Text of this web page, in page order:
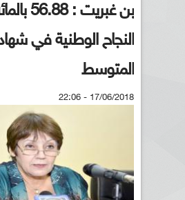
بن غبريت :
النجاح الوطنية في
المتوسط
17/06/2018 - 22:06